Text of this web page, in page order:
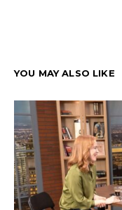
YOU MAY ALSO LIKE